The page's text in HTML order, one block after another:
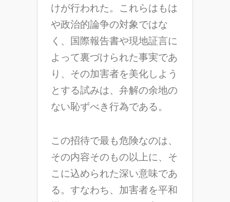
けが行われた。これらはもは
や政治的論争の対象ではな
く、国際報告書や現地証言に
よって裏づけられた事実であ
り、その加害者を美化しよう
とする試みは、弁解の余地の
ない恥ずべき行為である。
この招待で最も危険なのは、
その内容そのもの以上に、そ
こに込められた深い意味であ
る。すなわち、加害者を平和